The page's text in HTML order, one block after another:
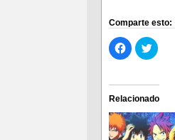
Comparte esto:
Haz
clic
para
Facebook
(Se
abre
en
una
ventana
Haz
clic
Twitter
(Se
abre
en
una
Relacionado